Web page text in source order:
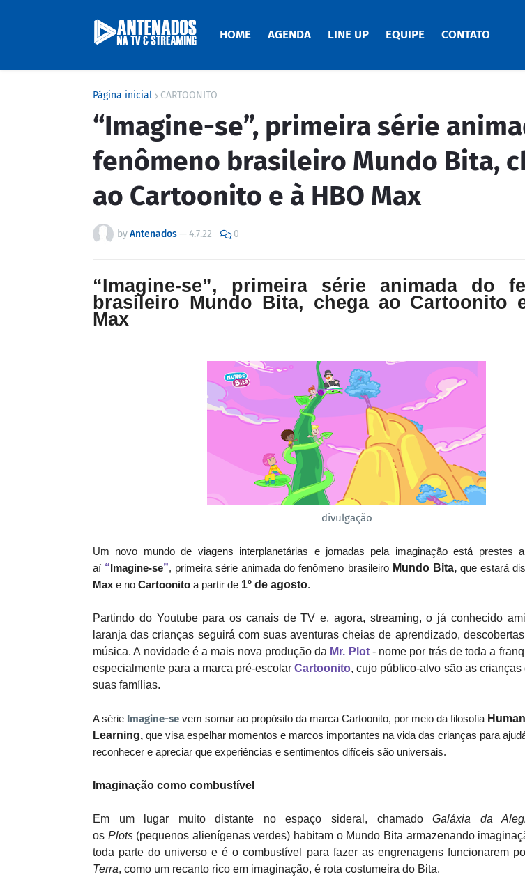
HOME AGENDA LINE UP EQUIPE CONTATO
Página inicial CARTOONITO
“Imagine-se”, primeira série
fenômeno brasileiro Mundo Bita,
ao Cartoonito e à HBO Max
byAntenados—4.7.22 0
“Imagine-se”, primeira série animada do
brasileiro Mundo Bita, chega ao Cartoonito
Max
divulgação
Um novo mundo de viagens interplanetárias e jornadas pela imaginação está prestes
aí “Imagine-se”, primeira série animada do fenômeno brasileiro Mundo Bita, que estará
Max e no Cartoonito a partir de 1º de agosto.
Partindo do Youtube para os canais de TV e, agora, streaming, o já conhecido
laranja das crianças seguirá com suas aventuras cheias de aprendizado,
música. A novidade é a mais nova produção da Mr. Plot- nome por trás de toda a
especialmente para a marca pré-escolarCartoonito, cujo público-alvo são as crianças
suas famílias.
A série Imagine-se vem somar ao propósito da marca Cartoonito, por meio da filosofia
Learning, que visa espelhar momentos e marcos importantes na vida das crianças para
reconhecer e apreciar que experiências e sentimentos difíceis são universais.
Imaginação como combustível
Em um lugar muito distante no espaço sideral, chamadoGaláxia da
os Plots(pequenos alienígenas verdes) habitam o Mundo Bita armazenando
toda parte do universo e é o combustível para fazer as engrenagens funcionarem
Terra, como um recanto rico em imaginação, é rota costumeira do Bita.